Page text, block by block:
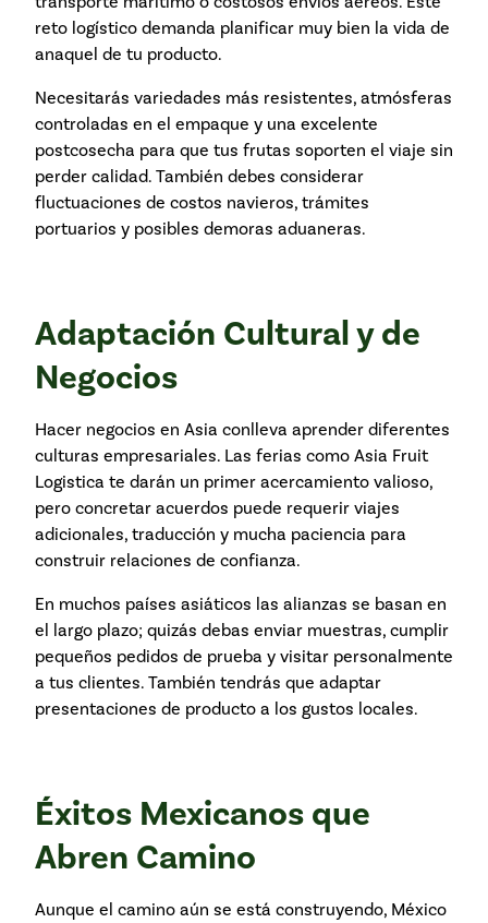
reto logístico demanda planificar muy bien la vida de
anaquel de tu producto.
Necesitarás variedades más resistentes, atmósferas
controladas en el empaque y una excelente
postcosecha para que tus frutas soporten el viaje sin
perder calidad. También debes considerar
fluctuaciones de costos navieros, trámites
portuarios y posibles demoras aduaneras.
Adaptación Cultural y de
Negocios
Hacer negocios en Asia conlleva aprender diferentes
culturas empresariales. Las ferias como Asia Fruit
Logistica te darán un primer acercamiento valioso,
pero concretar acuerdos puede requerir viajes
adicionales, traducción y mucha paciencia para
construir relaciones de confianza.
En muchos países asiáticos las alianzas se basan en
el largo plazo; quizás debas enviar muestras, cumplir
pequeños pedidos de prueba y visitar personalmente
a tus clientes. También tendrás que adaptar
presentaciones de producto a los gustos locales.
Éxitos Mexicanos que
Abren Camino
Aunque el camino aún se está construyendo, México